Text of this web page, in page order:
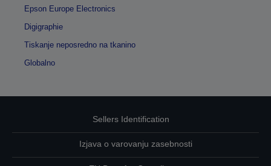
Epson Europe Electronics
Digigraphie
Tiskanje neposredno na tkanino
Globalno
Sellers Identification
Izjava o varovanju zasebnosti